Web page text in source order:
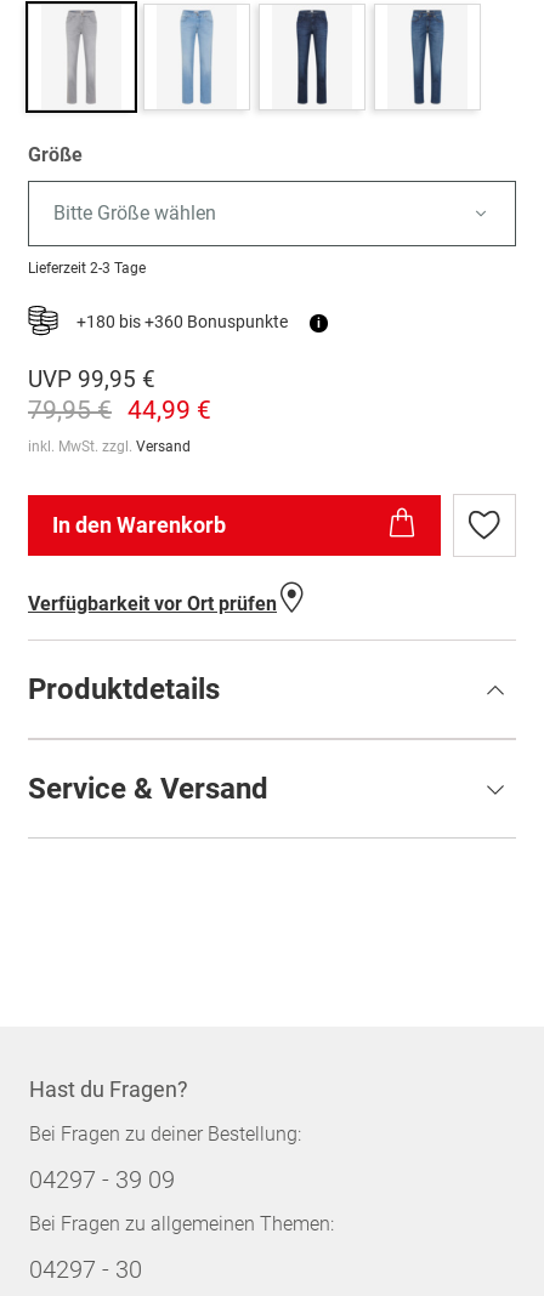
Größe
Bitte Größe wählen
Lieferzeit 2-3 Tage
+180 bis +360 Bonuspunkte i
UVP 99,95 €
79,95 € 44,99 €
inkl. MwSt. zzgl. Versand
In den Warenkorb
Zur
Verfügbarkeit vor Ort prüfen
Produktdetails
Service & Versand
Hast du Fragen?
Bei Fragen zu deiner Bestellung:
04297 - 39 09
Bei Fragen zu allgemeinen Themen:
04297 - 30